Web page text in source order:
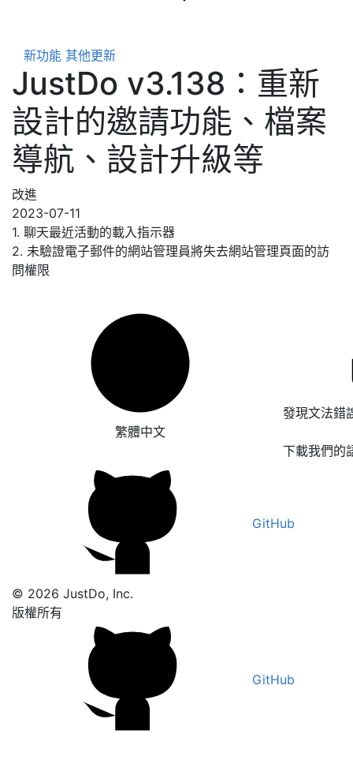
新功能 其他更新
JustDo v3.138：重新
設計的邀請功能、檔案
導航、設計升級等
改進
2023-07-11
1. 聊天最近活動的載入指示器
2. 未驗證電子郵件的網站管理員將失去網站管理頁面的訪
問權限
繁體中文
發現文法錯
下載我們的
GitHub
© 2026 JustDo, Inc.
版權所有
GitHub